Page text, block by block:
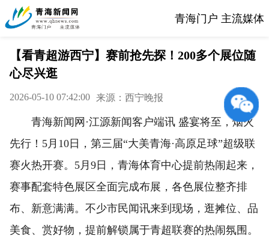
青海门户 主流媒体
【看青超游西宁】赛前抢先探！200多个展位随
心尽兴逛
2026-05-10 07:42:00 来源：西宁晚报
青海新闻网·江源新闻客户端讯 盛宴将至，烟火
先行！5月10日，第三届“大美青海·高原足球”超级联
赛火热开赛。5月9日，青海体育中心提前热闹起来，
赛事配套特色展区全面完成布展，各色展位整齐排
布、新意满满。不少市民闻讯来到现场，逛摊位、品
美食、赏好物，提前解锁属于青超联赛的热闹氛围。